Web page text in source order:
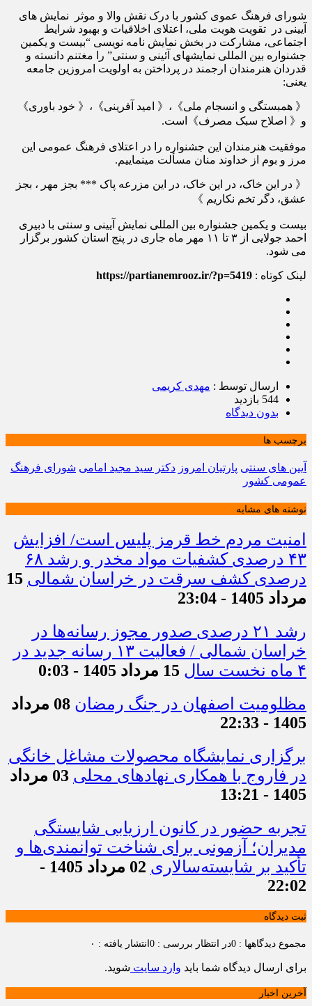
شورای فرهنگ عموی کشور با درک نقش والا و موثر نمایش های
آیینی در تقویت هویت ملی، اعتلای اخلاقیات و بهبود شرایط
اجتماعی، مشارکت در بخش نمایش نامه نویسی “بیست و یکمین
جشنواره بین المللی نمایشهای آئینی و سنتی” را مغتنم دانسته و
قدردان هنرمندان ارجمند در پرداختن به اولویت امروزین جامعه
یعنی:
《 همبستگی و انسجام ملی》،《 امید آفرینی》،《 خود باوری》
و《 اصلاح سبک مصرف》است.
موفقیت هنرمندان این جشنواره را در اعتلای فرهنگ عمومی این
مرز و بوم از خداوند منان مسألت مینماییم.
《 در این خاک، در این خاک، در این مزرعه پاک *** بجز مهر ، بجز
عشق، دگر تخم نکاریم 》
بیست و یکمین جشنواره بین المللی نمایش آیینی و سنتی با دبیری
احمد جولایی از ۳ تا ۱۱ مهر ماه جاری در پنج استان کشور برگزار
می شود.
لینک کوتاه : https://partianemrooz.ir/?p=5419
ارسال توسط : مهدی کریمی
544 بازدید
بدون دیدگاه
برچسب ها
آیین های سنتی پارتیان امروز دکتر سید مجید امامی شورای فرهنگ
عمومی کشور
نوشته های مشابه
امنیت مردم خط قرمز پلیس است/ افزایش
۴۳ درصدی کشفیات مواد مخدر و رشد ۶۸
درصدی کشف سرقت در خراسان شمالی 15
مرداد 1405 - 23:04
رشد ۲۱ درصدی صدور مجوز رسانه‌ها در
خراسان شمالی / فعالیت ۱۳ رسانه جدید در
۴ ماه نخست سال
15 مرداد 1405 - 0:03
مظلومیت اصفهان در جنگ رمضان
08 مرداد
1405 - 22:33
برگزاری نمایشگاه محصولات مشاغل خانگی
در فاروج با همکاری نهادهای محلی
03 مرداد
1405 - 13:21
تجربه حضور در کانون ارزیابی شایستگی
مدیران؛ آزمونی برای شناخت توانمندی‌ها و
تأکید بر شایسته‌سالاری
02 مرداد 1405 -
22:02
ثبت دیدگاه
مجموع دیدگاهها : 0 در انتظار بررسی : 0 انتشار یافته : ۰
برای ارسال دیدگاه شما باید وارد سایت شوید.
آخرین اخبار